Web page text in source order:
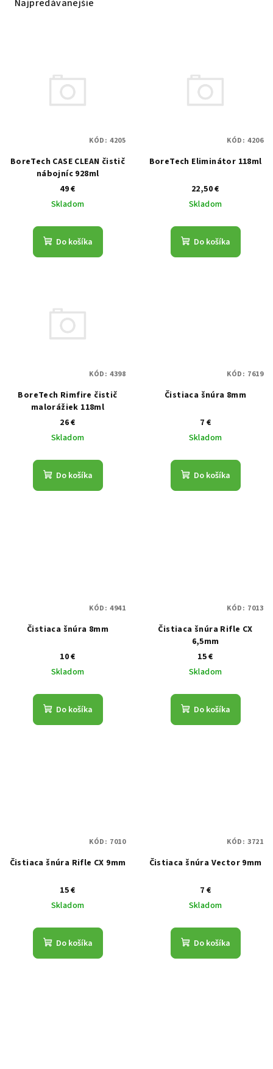
Najpredávanejšie
BoreTech CASE CLEAN čistič
nábojníc 928ml
49 €
Skladom
Do košíka
KÓD: 4205
BoreTech Eliminátor 118ml
22,50 €
Skladom
Do košíka
KÓD: 4206
BoreTech Rimfire čistič
malorážiek 118ml
26 €
Skladom
Do košíka
KÓD: 4398
Čistiaca šnúra 8mm
7 €
Skladom
Do košíka
KÓD: 7619
Čistiaca šnúra 8mm
10 €
Skladom
Do košíka
KÓD: 4941
Čistiaca šnúra Rifle CX
6,5mm
15 €
Skladom
Do košíka
KÓD: 7013
Čistiaca šnúra Rifle CX 9mm
15 €
Skladom
Do košíka
KÓD: 7010
Čistiaca šnúra Vector 9mm
7 €
Skladom
Do košíka
KÓD: 3721